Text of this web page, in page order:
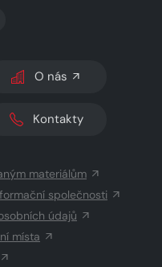
SVĚTLÝ/TMAVÝ REŽIM
O nás
Kontakty
materiálům
společnosti
údajů
místa